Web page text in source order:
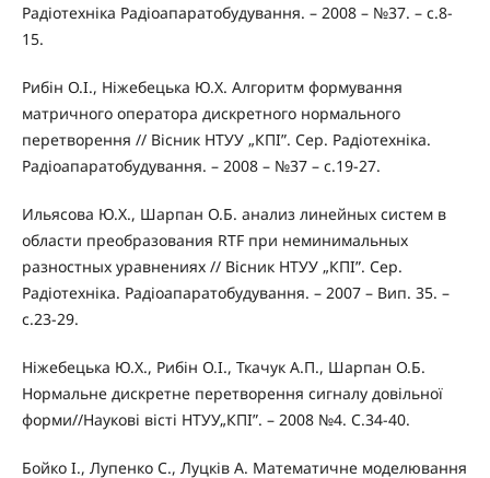
Радіотехніка Радіоапаратобудування. – 2008 – №37. – с.8-
15.
Рибін О.І., Ніжебецька Ю.Х. Алгоритм формування
матричного оператора дискретного нормального
перетворення // Вісник НТУУ „КПІ”. Сер. Радіотехніка.
Радіоапаратобудування. – 2008 – №37 – с.19-27.
Ильясова Ю.Х., Шарпан О.Б. анализ линейных систем в
области преобразования RTF при неминимальных
разностных уравнениях // Вісник НТУУ „КПІ”. Сер.
Радіотехніка. Радіоапаратобудування. – 2007 – Вип. 35. –
с.23-29.
Ніжебецька Ю.Х., Рибін О.І., Ткачук А.П., Шарпан О.Б.
Нормальне дискретне перетворення сигналу довільної
форми//Наукові вісті НТУУ„КПІ”. – 2008 №4. С.34-40.
Бойко І., Лупенко С., Луцків А. Математичне моделювання